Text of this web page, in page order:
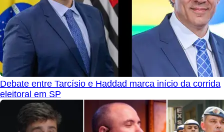
Debate entre Tarcísio e Haddad marca início da corrida
eleitoral em SP